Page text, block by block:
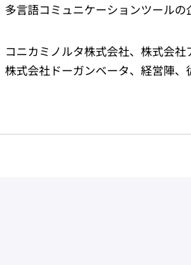
多言語コミュニケーションツールの
コニカミノルタ株式会社、株式会
株式会社ドーガンベータ、経営陣、